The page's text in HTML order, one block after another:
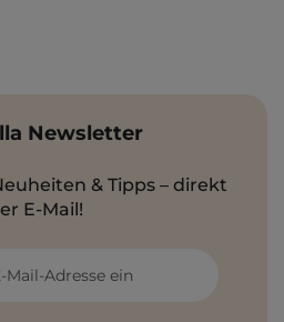
Newsletter
& Tipps – direkt
E-Mail!
Mail-Adresse ein